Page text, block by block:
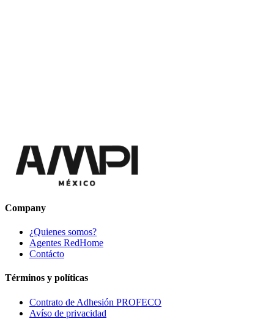
Company
¿Quienes somos?
Agentes RedHome
Contácto
Términos y políticas
Contrato de Adhesión PROFECO
Avíso de privacidad